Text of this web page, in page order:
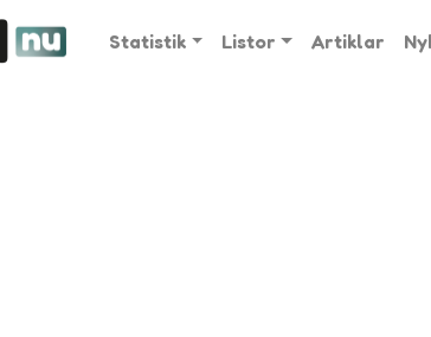
Statistik Listor Artiklar